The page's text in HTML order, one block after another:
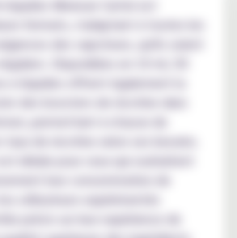
formats, s'adaptant à toutes les
des vapoteurs, qu'ils soient
Disponibles en 10 ml, 50
e-liquides offrent également la
des boosters de nicotine dans
permettant à chacun de
taux de nicotine selon ses besoins.
utilisateurs expérimentés
précis sur leur expérience de